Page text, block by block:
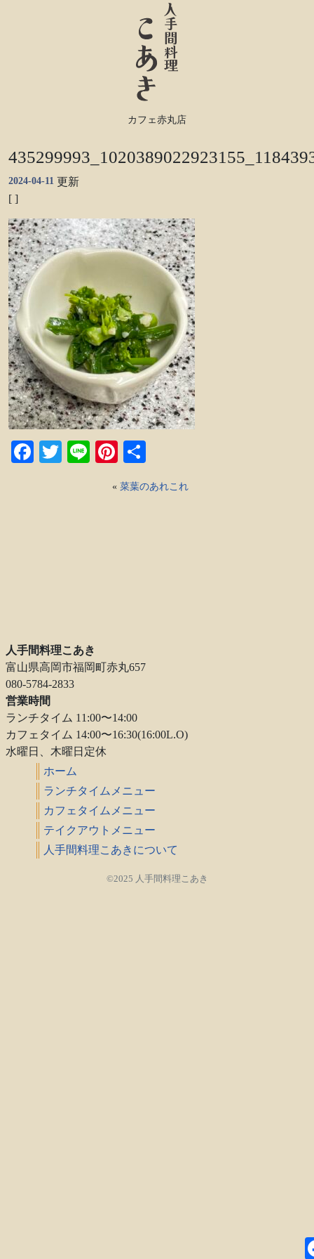
カフェ赤丸店
2024-04-11 更新
[ ]
Facebook
TwitterLinePinterest
« 菜葉のあれこれ
人手間料理こあき
富山県高岡市福岡町赤丸657
080-5784-2833
営業時間
ランチタイム 11:00〜14:00
カフェタイム 14:00〜16:30(16:00L.O)
水曜日、木曜日定休
ホーム
ランチタイムメニュー
カフェタイムメニュー
テイクアウトメニュー
人手間料理こあきについて
©2025 人手間料理こあき